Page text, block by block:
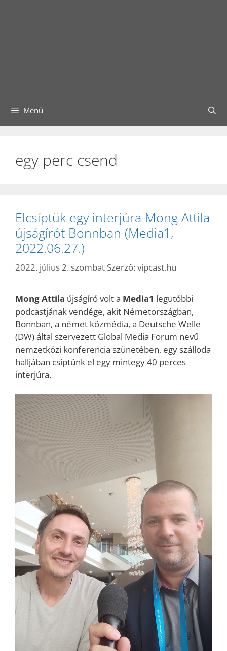
Menü
egy perc csend
Elcsíptük egy interjúra Mong Attila
újságírót Bonnban (Media1,
2022.06.27.)
2022. július 2. szombat Szerző: vipcast.hu
Mong Attila újságíró volt a Media1 legutóbbi
podcastjának vendége, akit Németországban,
Bonnban, a német közmédia, a Deutsche Welle
(DW) által szervezett Global Media Forum nevű
nemzetközi konferencia szünetében, egy szálloda
halljában csíptünk el egy mintegy 40 perces
interjúra.